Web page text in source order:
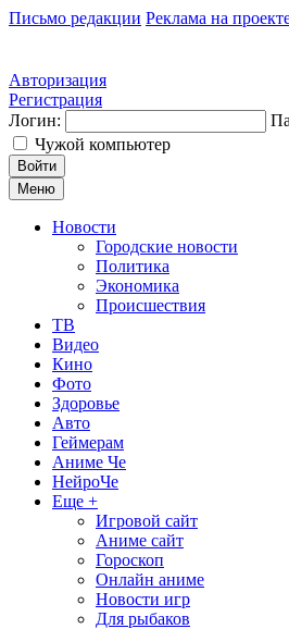
Письмо редакции Реклама на
Авторизация
Регистрация
Логин:
Чужой компьютер
Войти
Меню
Новости
Городские новости
Политика
Экономика
Происшествия
ТВ
Видео
Кино
Фото
Здоровье
Авто
Геймерам
Аниме Че
НейроЧе
Еще +
Игровой сайт
Аниме сайт
Гороскоп
Онлайн аниме
Новости игр
Для рыбаков